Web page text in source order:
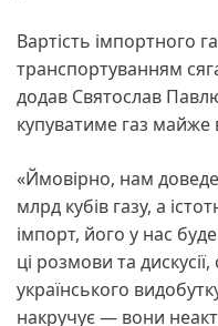
Вартість імпортного
транспортуванням
додав Святослав
купуватиме газ
«Ймовірно, нам
млрд кубів газу, а
імпорт, його у нас
ці розмови та
українського
накручує — вони